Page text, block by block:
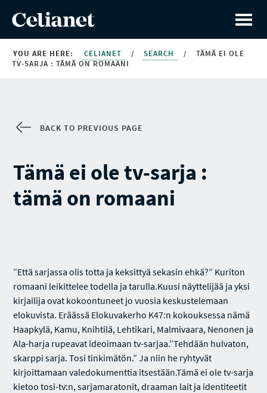
YOU ARE HERE: CELIANET / SEARCH /
TÄMÄ EI OLE
TV-SARJA : TÄMÄ ON ROMAANI
BACK TO PREVIOUS PAGE
Tämä ei ole tv-sarja :
tämä on romaani
”Että sarjassa olis totta ja keksittyä sekasin ehkä?” Kuriton
romaani leikittelee todella ja tarulla.Kuusi näyttelijää ja yksi
kirjailija ovat kokoontuneet jo vuosia keskustelemaan
elokuvista. Eräässä Elokuvakerho K47:n kokouksessa nämä
Haapkylä, Kamu, Knihtilä, Lehtikari, Malmivaara, Nenonen ja
Ala-harja rupeavat ideoimaan tv-sarjaa.”Tehdään hulvaton,
skarppi sarja. Tosi tinkimätön.” Ja niin he ryhtyvät
kirjoittamaan valedokumenttia itsestään.Tämä ei ole tv-sarja
kietoo tosi-tv:n, sarjamaratonit, draaman lait ja identiteetit